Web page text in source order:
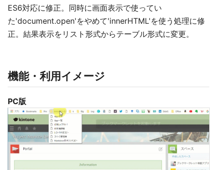
ES6対応に修正。同時に画面表示で使ってい
た'document.open'をやめて'innerHTML'を使う処理に修
正。結果表示をリスト形式からテーブル形式に変更。
機能・利用イメージ
PC版